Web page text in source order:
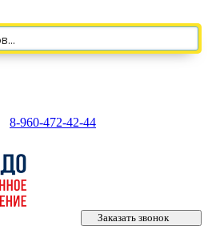
8-960-472-42-44
Заказать звонок